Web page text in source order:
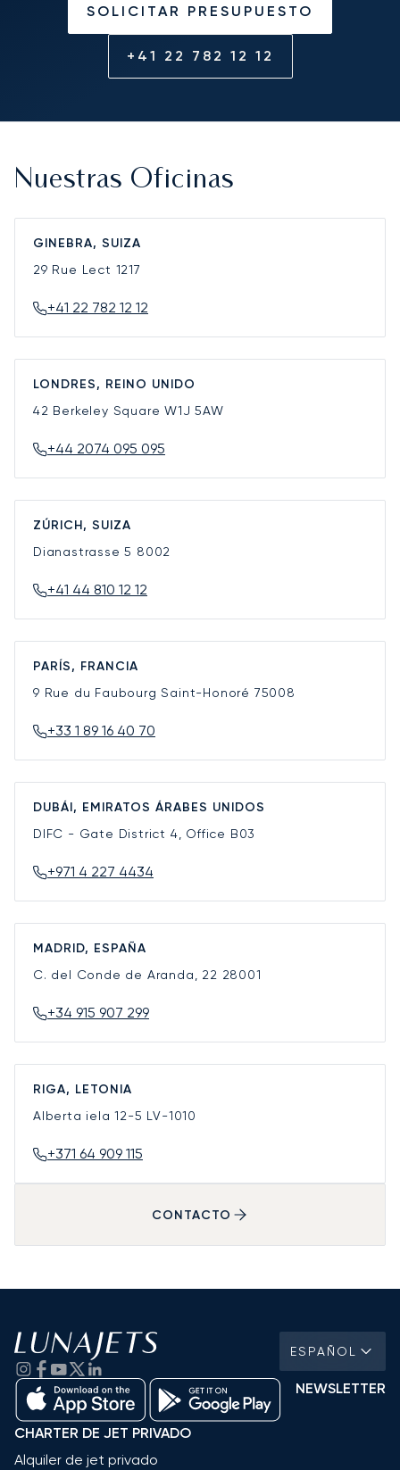
SOLICITAR PRESUPUESTO
+41 22 782 12 12
Nuestras Oficinas
GINEBRA, SUIZA
29 Rue Lect 1217
+41 22 782 12 12
LONDRES, REINO UNIDO
42 Berkeley SquareW1J 5AW
+44 2074 095 095
ZÚRICH, SUIZA
Dianastrasse 5 8002
+41 44 810 12 12
PARÍS, FRANCIA
9 Rue du Faubourg Saint-Honoré 75008
+33 1 89 16 40 70
DUBÁI, EMIRATOS ÁRABES UNIDOS
DIFC - Gate District 4, Office B03
+971 4 227 4434
MADRID, ESPAÑA
C. del Conde de Aranda, 22 28001
+34 915 907 299
RIGA, LETONIA
Alberta iela 12-5 LV-1010
+371 64 909 115
CONTACTO
ESPAÑOL
NEWSLETTER
CHARTER DE JET PRIVADO
Alquiler de jet privado